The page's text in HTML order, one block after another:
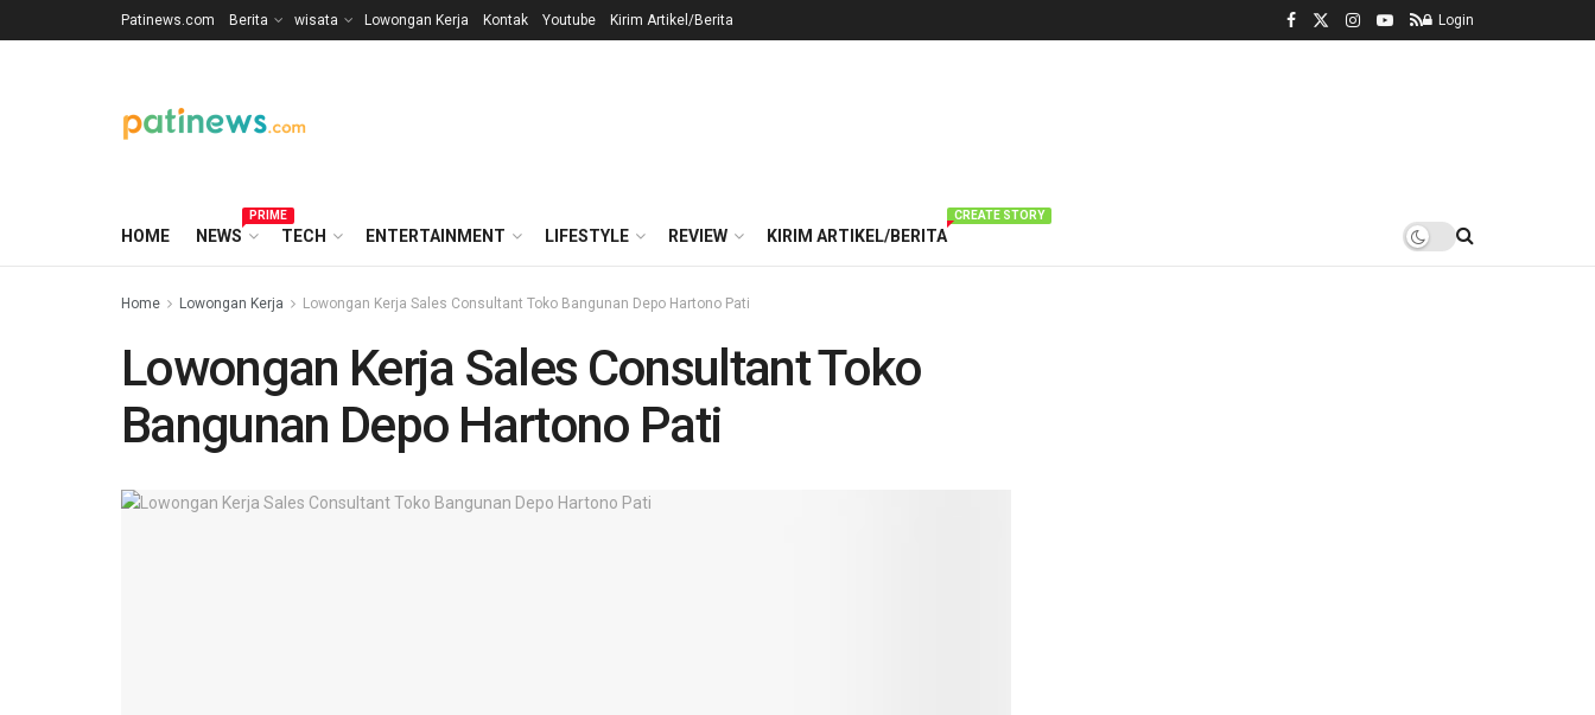
Patinews.com Berita wisata Lowongan Kerja Kontak Youtube Kirim Artikel/Berita Login
HOME NEWS
PRIME
TECH ENTERTAINMENT LIFESTYLE REVIEW KIRIM ARTIKEL/BERITA
CREATE STORY
Home Lowongan Kerja Lowongan Kerja Sales Consultant Toko Bangunan Depo Hartono Pati
Lowongan Kerja Sales Consultant Toko
Bangunan Depo Hartono Pati